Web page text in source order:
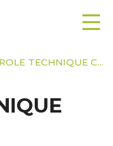
TECHNIQUE CUISE